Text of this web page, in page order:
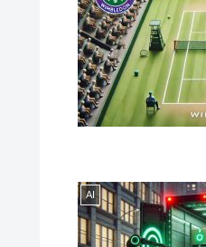
AI